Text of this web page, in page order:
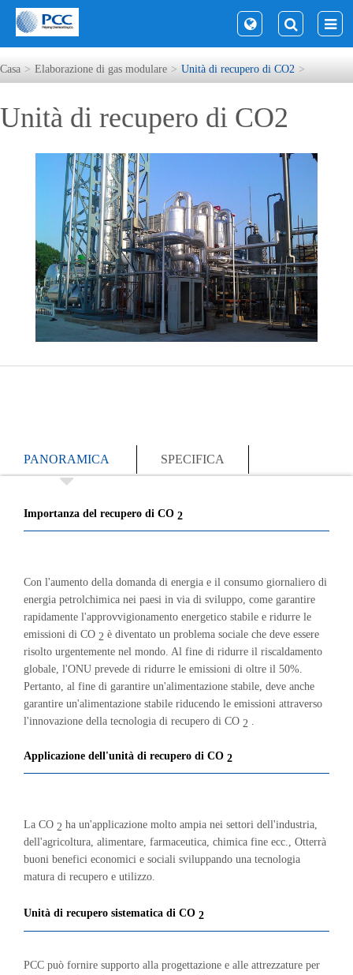
Casa Elaborazione di gas modulare Unità di recupero di CO2
Unità di recupero di CO2
PANORAMICA SPECIFICA
Importanza del recupero di CO 2
Con l'aumento della domanda di energia e il consumo giornaliero di
energia petrolchimica nei paesi in via di sviluppo, come garantire
rapidamente l'approvvigionamento energetico stabile e ridurre le
emissioni di CO 2 è diventato un problema sociale che deve essere
risolto urgentemente nel mondo. Al fine di ridurre il riscaldamento
globale, l'ONU prevede di ridurre le emissioni di oltre il 50%.
Pertanto, al fine di garantire un'alimentazione stabile, deve anche
garantire un'alimentazione stabile riducendo le emissioni attraverso
l'innovazione della tecnologia di recupero di CO 2
Applicazione dell'unità di recupero di CO 2
La CO 2 ha un'applicazione molto ampia nei settori dell'industria,
dell'agricoltura, alimentare, farmaceutica, chimica fine ecc., Otterrà
buoni benefici economici e sociali sviluppando una tecnologia
matura di recupero e utilizzo.
Unità di recupero sistematica di CO 2
PCC può fornire supporto alla progettazione e alle attrezzature per